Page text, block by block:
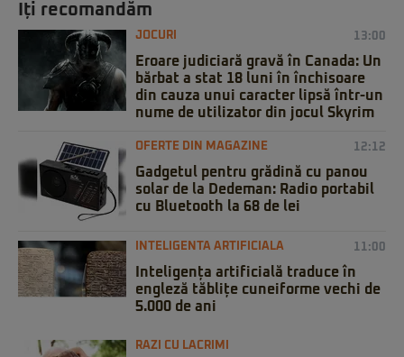
Iți recomandăm
JOCURI 13:00
Eroare judiciară gravă în Canada: Un
bărbat a stat 18 luni în închisoare
din cauza unui caracter lipsă într-un
nume de utilizator din jocul Skyrim
OFERTE DIN MAGAZINE 12:12
Gadgetul pentru grădină cu panou
solar de la Dedeman: Radio portabil
cu Bluetooth la 68 de lei
INTELIGENTA ARTIFICIALA 11:00
Inteligența artificială traduce în
engleză tăblițe cuneiforme vechi de
5.000 de ani
RAZI CU LACRIMI